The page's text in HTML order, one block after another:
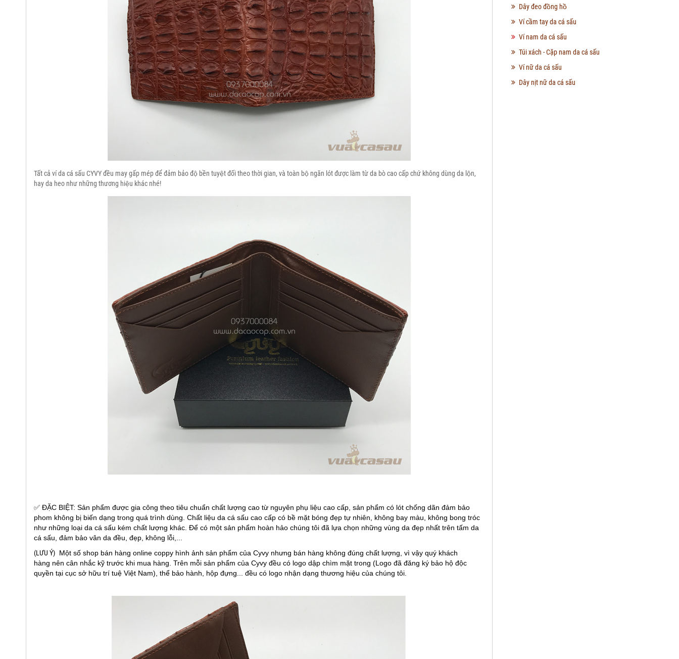
Tất cả ví da cá sấu CYVY đều may gấp mép để đảm bảo độ bền tuyệt đối theo thời gian, và toàn bộ ngăn lót được làm từ da bò cao cấp chứ không dùng da lộn,
hay da heo như những thương hiệu khác nhé!
✅ ĐẶC BIỆT: Sản phẩm được gia công theo tiêu chuẩn chất lượng cao từ nguyên phụ liệu cao cấp, sản phẩm có lót chống dãn đảm bảo
phom không bị biến dạng trong quá trình dùng. Chất liệu da cá sấu cao cấp có bề mặt bóng đẹp tự nhiên, không bay màu, không bong tróc
như những loại da cá sấu kém chất lượng khác. Để có một sản phẩm hoàn hảo chúng tôi đã lựa chọn những vùng da đẹp nhất trên tấm da
cá sấu, đảm bảo vân da đều, đẹp, không lỗi,...
(LƯU Ý)Một số shop bán hàng online coppy hình ảnh sản phẩm của Cyvy nhưng bán hàng không đúng chất lượng, vì vậy quý khách
hàng nên cân nhắc kỹ trước khi mua hàng. Trên mỗi sản phẩm của Cyvy đều có logo dập chìm mặt trong (Logo đã đăng ký bảo hộ độc
quyền tại cục sở hữu trí tuệ Việt Nam), thể bảo hành, hộp đựng... đều có logo nhận dạng thương hiệu của chúng tôi.
Dây đeo đồng hồ
Ví cầm tay da cá sấu
Ví nam da cá sấu
Túi xách - Cặp nam da cá sấu
Ví nữ da cá sấu
Dây nịt nữ da cá sấu